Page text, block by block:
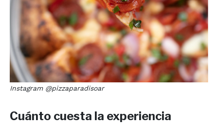
Instagram @pizzaparadisoar
Cuánto cuesta la experiencia